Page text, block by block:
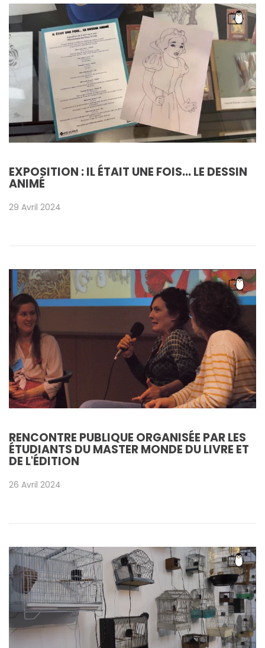
EXPOSITION : IL ÉTAIT UNE FOIS... LE DESSIN
ANIMÉ
29 Avril 2024
RENCONTRE PUBLIQUE ORGANISÉE PAR LES
ÉTUDIANTS DU MASTER MONDE DU LIVRE ET
DE L'ÉDITION
26 Avril 2024